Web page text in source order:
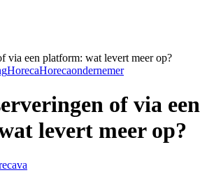
via een platform: wat levert meer op?
HorecaHorecaondernemer
of via een
levert meer op?